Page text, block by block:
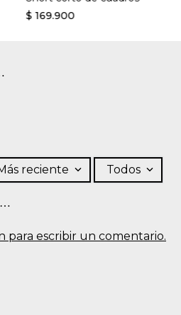
$ 169.900
para escribir un comentario.
reciente Todos